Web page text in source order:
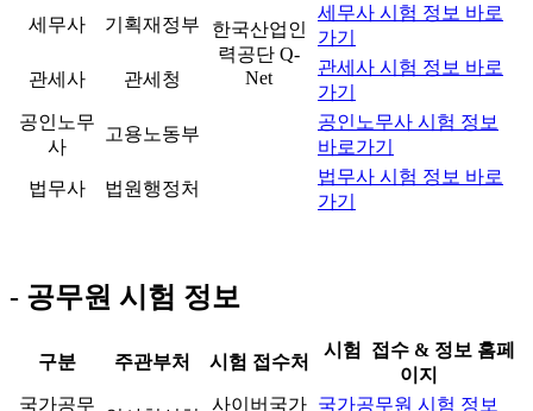
한국산업인
력공단 Q-
Net
세무사 기획재정부
세무사 시험 정보 바로
가기
관세사 관세청
관세사 시험 정보 바로
가기
공인노무
사
고용노동부
공인노무사 시험 정보
바로가기
법무사 법원행정처
법무사 시험 정보 바로
가기
- 공무원 시험 정보
구분 주관부처 시험 접수처
시험 접수 & 정보 홈페
이지
국가공무
사이버국가
국가공무원 시험 정보